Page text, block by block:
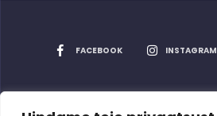
FACEBOOK INSTAGRAM